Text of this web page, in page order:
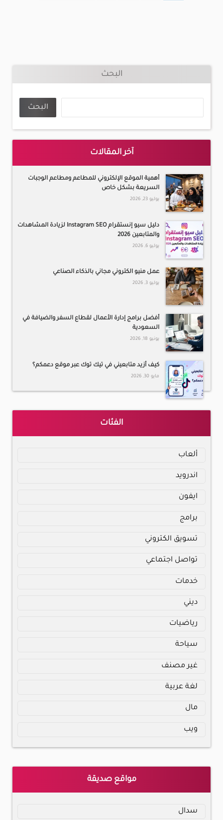
البحث
البحث
آخر المقالات
أهمية الموقع الإلكتروني للمطاعم ومطاعم الوجبات
السريعة بشكل خاص
يوليو 23, 2026
دليل سيو إنستقرام Instagram SEO لزيادة المشاهدات
والمتابعين 2026
يوليو 6, 2026
عمل منيو الكتروني مجاني بالذكاء الصناعي
يوليو 3, 2026
أفضل برامج إدارة الأعمال لقطاع السفر والضيافة في
السعودية
يونيو 18, 2026
كيف أزيد متابعيني في تيك توك عبر موقع دعمكم؟
مايو 30, 2026
الفئات
ألعاب
اندرويد
ايفون
برامج
تسويق الكتروني
تواصل اجتماعي
خدمات
ديني
رياضيات
سياحة
غير مصنف
لغة عربية
مال
ويب
مواقع صديقة
سدال